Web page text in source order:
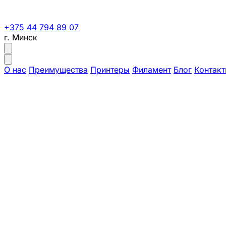
+375 44 794 89 07
г. Минск
О нас Преимущества Принтеры Филамент Блог